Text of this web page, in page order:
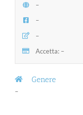
–
–
–
Accetta: –
Genere
–